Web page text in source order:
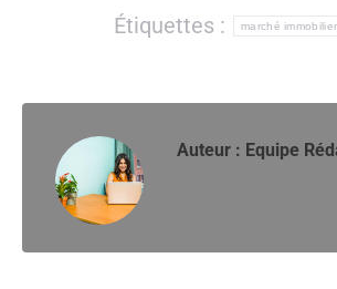
Étiquettes :
marché
Auteur : Equipe